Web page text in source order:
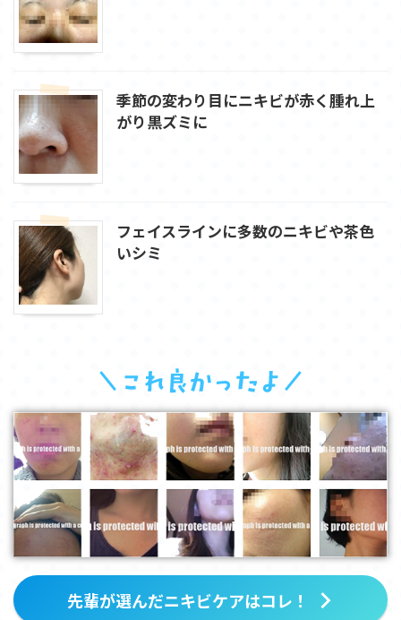
季節の変わり目にニキビが赤く腫れ上
がり黒ズミに
フェイスラインに多数のニキビや茶色
いシミ
先輩が選んだニキビケアはコレ！